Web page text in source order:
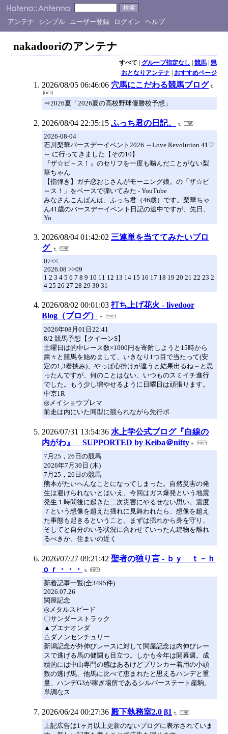
アンテナ シンプル ユーザー登録 ログイン ヘルプ
nakadooriのアンテナ
すべて | グループ指定なし | 競馬| 県
おとなりアンテナ| おすすめページ
2026/08/05 06:46:06 穴馬にこだわる競馬ブログ
⇒2026夏「2026夏の高校野球優勝校予想」
2026/08/04 22:35:15 ふっち君の日記。
2026-08-04
石川梨華バースデーイベント2026 ～Love Revolution 41♡
～ に行ってきました【その10】
『ザ☆ピ～ス！』のセリフを一度も噛んだことがない梨
華ちゃん
【指弾き】ガチ恋おじさんがモーニング娘。の「ザ☆ピ
～ス！」をベースで弾いてみた - YouTube
みなさんこんばんは、ふっち君（46歳）です。梨華ちゃ
ん41歳のバースデーイベント日記の途中ですが、先日、
Yo
2026/08/04 01:42:02 三連単を当ててみたいブロ
グ
07<<
2026.08 >>09
1 2 3 4 5 6 7 8 9 10 11 12 13 14 15 16 17 18 19 20 21 22 23 2
4 25 26 27 28 29 30 31
2026/08/02 00:01:03 打ち上げ花火 - livedoor
Blog（ブログ）
2026年08月01日22:41
8/2 競馬予想【クイーンS】
土曜日は的中レース数×1000円を寄附しようと15時から
粛々と競馬を始めまして、いきなり1つ目で当たって(安
定の1,3着挟み)、やっぱ心掛けが違うと結果出るね～と思
ったんですが、何のことはない、いつものスミイチ進行
でした。もう少し増やせるように日曜日は頑張ります。
中京1R
◎メイショウプレマ
前走は内にいた同型に競られながら先行ポ
2026/07/31 13:54:36 水上学公式ブログ『白線の
内がわ』 SUPPORTED by Keiba＠nifty
7月25，26日の競馬
2026年7月30日 (木)
7月25，26日の競馬
熊本がたいへんなことになってしまった。自然災害の発
生は避けられないとはいえ、今回はガス爆発という地震
発生１時間後に起きた二次災害にやるせない思い。震度
７という想像を超えた揺れに見舞われたら、想像を超え
た事態も起きるということ。まずは揺れから身を守り、
そしてと自分のいる状況に合わせていったん建物を離れ
るべきか、住まいの近く
2026/07/27 09:21:42 聖者の独り言 - ｂｙ ｔ－ｈ
ｏｒ・・・
新着記事一覧(全3495件)
2026.07.26
関屋記念
◎メタルスピード
〇サンダーストラック
▲ブエナオンダ
△ダノンセンチュリー
新潟記念が外伸びレースに対して関屋記念は内伸びレー
スで逃げる馬の健闘も目立つ。しかも今年は開幕週。成
績的には中山専門の感はあるけどブリンカー着用の小頭
数の逃げ馬、他馬に比べて恵まれたと思えるハンデと重
量、ハンデG3が稼ぎ場所であるシルバーステート産駒。
単調なス
2026/06/24 00:27:36 殿下執務室2.0 β1
上記広告は1ヶ月以上更新のないブログに表示されていま